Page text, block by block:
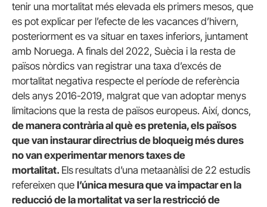
tenir una mortalitat més elevada els primers mesos, que
es pot explicar per l’efecte de les vacances d’hivern,
posteriorment es va situar en taxes inferiors, juntament
amb Noruega. A finals del 2022, Suècia i la resta de
països nòrdics van registrar una taxa d’excés de
mortalitat negativa respecte el període de referència
dels anys 2016-2019, malgrat que van adoptar menys
limitacions que la resta de països europeus. Així, doncs,
de manera contrària al què es pretenia, els països
que van instaurar directrius de bloqueig més dures
no van experimentar menors taxes de
mortalitat. Els resultats d’una metaanàlisi de 22 estudis
refereixen que l’única mesura que va impactar en la
reducció de la mortalitat va ser la restricció de